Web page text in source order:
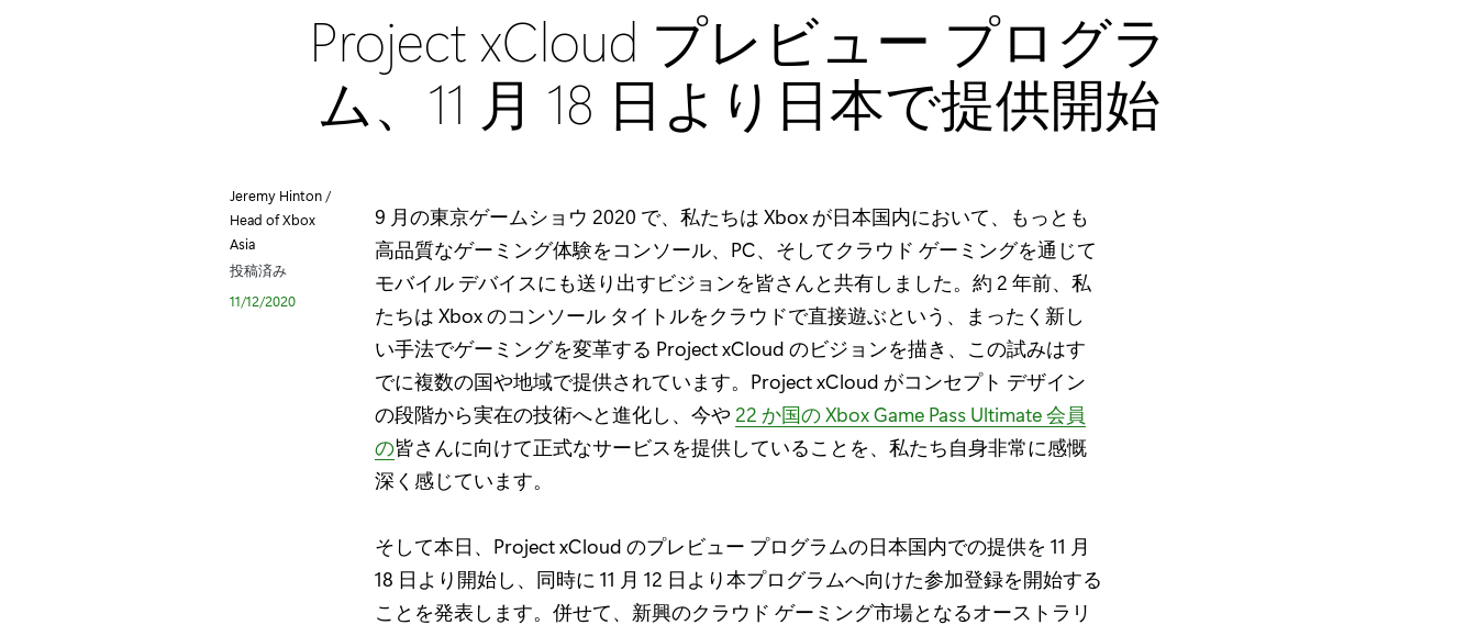
ゴ
リ
Project xCloud プレビュー プログラ
ム、11 月 18 日より日本で提供開始
Jeremy Hinton /
Head of Xbox
Asia
投稿済み
11/12/2020
9 月の東京ゲームショウ 2020 で、私たちは Xbox が日本国内において、もっとも
高品質なゲーミング体験をコンソール、PC、そしてクラウド ゲーミングを通じて
モバイル デバイスにも送り出すビジョンを皆さんと共有しました。約 2 年前、私
たちは Xbox のコンソール タイトルをクラウドで直接遊ぶという、まったく新し
い手法でゲーミングを変革する Project xCloud のビジョンを描き、この試みはす
でに複数の国や地域で提供されています。Project xCloud がコンセプト デザイン
の段階から実在の技術へと進化し、今や 22 か国の Xbox Game Pass Ultimate 会員
の皆さんに向けて正式なサービスを提供していることを、私たち自身非常に感慨
深く感じています。
そして本日、Project xCloud のプレビュー プログラムの日本国内での提供を 11 月
18 日より開始し、同時に 11 月 12 日より本プログラムへ向けた参加登録を開始する
ことを発表します。併せて、新興のクラウド ゲーミング市場となるオーストラリ